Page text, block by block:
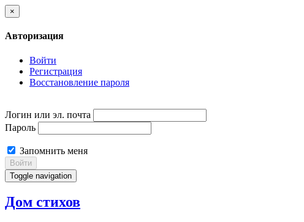
×
Авторизация
Войти
Регистрация
Восстановление пароля
Логин или эл. почта
Пароль
Запомнить меня
Войти
Toggle navigation
Дом стихов